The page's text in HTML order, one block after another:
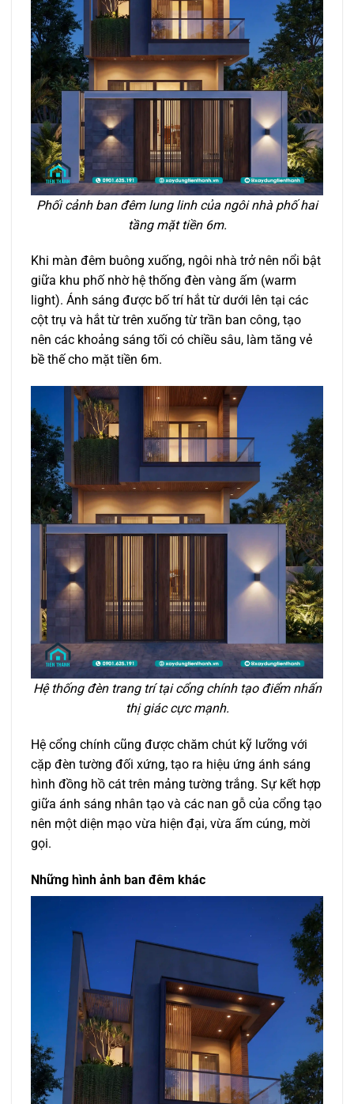
Phối cảnh ban đêm lung linh của ngôi nhà phố hai
tầng mặt tiền 6m.
Khi màn đêm buông xuống, ngôi nhà trở nên nổi bật
giữa khu phố nhờ hệ thống đèn vàng ấm (warm
light). Ánh sáng được bố trí hắt từ dưới lên tại các
cột trụ và hắt từ trên xuống từ trần ban công, tạo
nên các khoảng sáng tối có chiều sâu, làm tăng vẻ
bề thế cho mặt tiền 6m.
Hệ thống đèn trang trí tại cổng chính tạo điểm nhấn
thị giác cực mạnh.
Hệ cổng chính cũng được chăm chút kỹ lưỡng với
cặp đèn tường đối xứng, tạo ra hiệu ứng ánh sáng
hình đồng hồ cát trên mảng tường trắng. Sự kết hợp
giữa ánh sáng nhân tạo và các nan gỗ của cổng tạo
nên một diện mạo vừa hiện đại, vừa ấm cúng, mời
gọi.
Những hình ảnh ban đêm khác